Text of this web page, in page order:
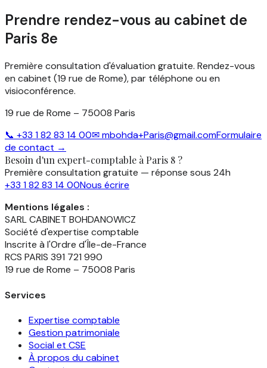
Prendre rendez-vous au cabinet de
Paris 8e
Première consultation d'évaluation gratuite. Rendez-vous
en cabinet (19 rue de Rome), par téléphone ou en
visioconférence.
19 rue de Rome – 75008 Paris
📞 +33 1 82 83 14 00✉mbohda+Paris@gmail.comFormulaire
de contact →
Besoin d'un expert-comptable à Paris 8 ?
Première consultation gratuite — réponse sous 24h
+33 1 82 83 14 00Nous écrire
Mentions légales :
SARL CABINET BOHDANOWICZ
Société d'expertise comptable
Inscrite à l'Ordre d'Île-de-France
RCS PARIS 391 721 990
19 rue de Rome – 75008 Paris
Services
Expertise comptable
Gestion patrimoniale
Social et CSE
À propos du cabinet